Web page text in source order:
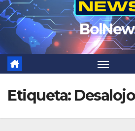
Etiqueta: Desalojo